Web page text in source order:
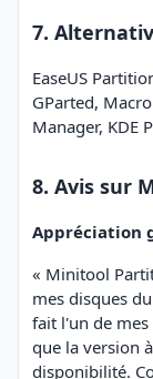
7.
EaseUS
GParted,
Manager, KDE
8. Avis sur
Appréciation
« Minitool
mes disques
fait l'un de mes
que la version
disponibilité.